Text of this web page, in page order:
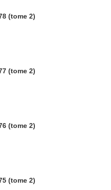
(tome 2)
(tome 2)
(tome 2)
(tome 2)